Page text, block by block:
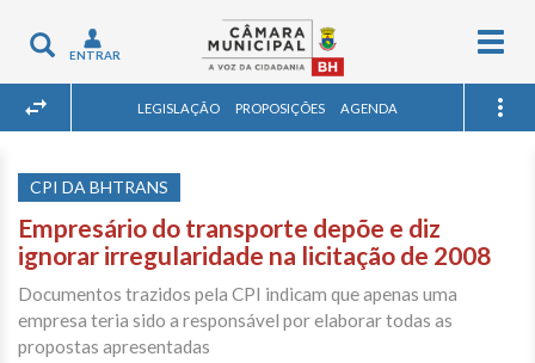
Toggle
navigation
ENTRAR
LEGISLAÇÃO PROPOSIÇÕES AGENDA
CPI DA BHTRANS
Empresário do transporte depõe e diz
ignorar irregularidade na licitação de 2008
Documentos trazidos pela CPI indicam que apenas uma
empresa teria sido a responsável por elaborar todas as
propostas apresentadas